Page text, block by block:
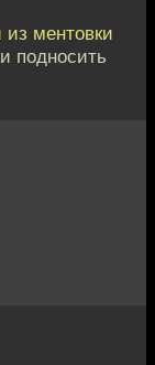
ментовки
подносить